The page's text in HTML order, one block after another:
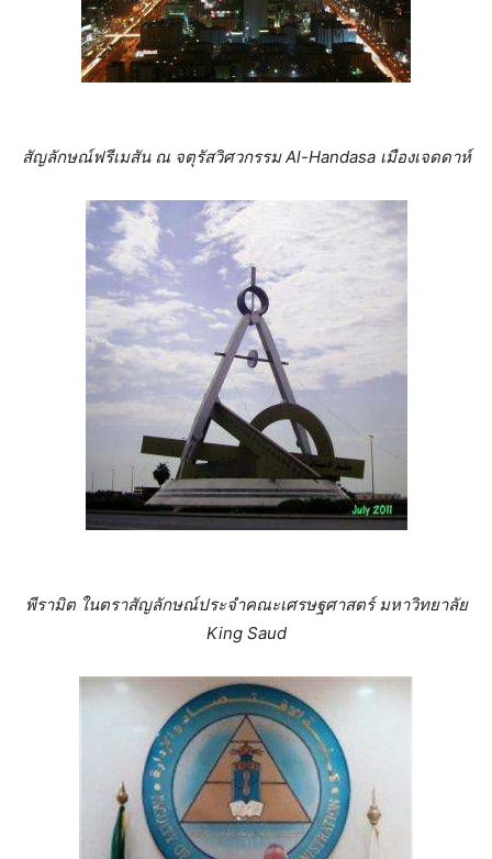
สัญลักษณ์ฟรีเมสัน ณ จตุรัสวิศวกรรมAl-Handasa เมืองเจดดาห์
พีรามิต ในตราสัญลักษณ์ประจำคณะเศรษฐศาสตร์ มหาวิทยาลัย
King Saud